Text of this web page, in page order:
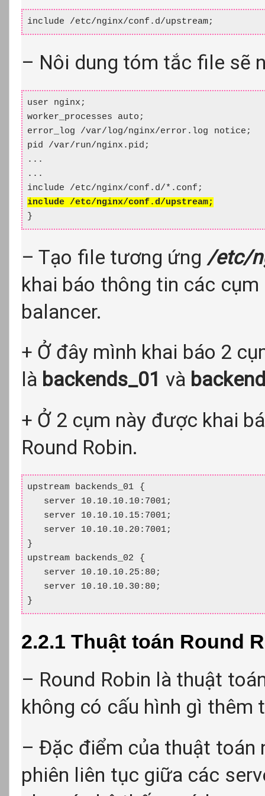
include /etc/nginx/conf.d/upstream;
– Nôi dung tóm tắc file sẽ
user nginx;
worker_processes auto;
error_log /var/log/nginx/error.log notice;
pid /var/run/nginx.pid;
...
...
include /etc/nginx/conf.d/upstream;
}
– Tạo file tương ứng /etc/
khai báo thông tin các
balancer.
+ Ở đây mình khai báo 2
là backends_01 và
+ Ở 2 cụm này được khai
Round Robin.
upstream backends_01 {
   server 10.10.10.10:7001;
   server 10.10.10.15:7001;
   server 10.10.10.20:7001;
}
upstream backends_02 {
   server 10.10.10.25:80;
   server 10.10.10.30:80;
}
2.2.1 Thuật toán Round
– Round Robin là thuật
không có cấu hình gì
– Đặc điểm của thuật toán
phiên liên tục giữa các